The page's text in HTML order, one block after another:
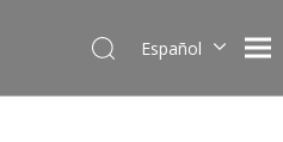
Español